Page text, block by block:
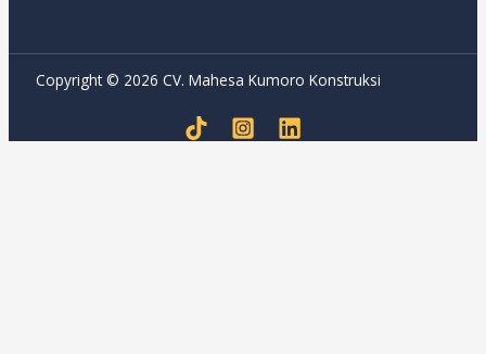
Copyright © 2026 CV. Mahesa Kumoro Konstruksi